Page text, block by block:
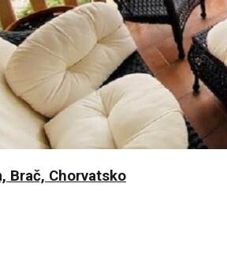
Brač, Chorvatsko